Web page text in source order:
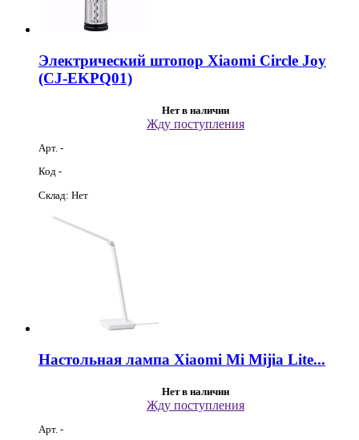
Электрический штопор Xiaomi Circle Joy
(CJ-EKPQ01)
Нет в наличии
Жду поступления
Арт. -
Код -
Склад: Нет
Настольная лампа Xiaomi Mi Mijia Lite...
Нет в наличии
Жду поступления
Арт. -